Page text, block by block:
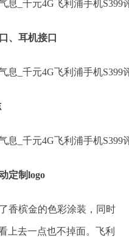
、耳机接口
定制logo
香槟金的色彩涂装，同时
上去一点也不掉面。飞利